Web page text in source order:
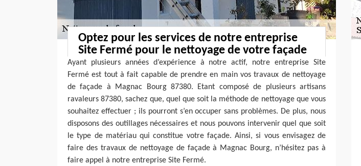
Optez pour les services de notre entreprise
Site Fermé pour le nettoyage de votre façade
Ayant plusieurs années d’expérience à notre actif, notre entreprise Site
Fermé est tout à fait capable de prendre en main vos travaux de nettoyage
de façade à Magnac Bourg 87380. Etant composé de plusieurs artisans
ravaleurs 87380, sachez que, quel que soit la méthode de nettoyage que vous
souhaitez effectuer ; ils pourront s’en occuper sans problèmes. De plus, nous
disposons des outillages nécessaires et nous pouvons intervenir quel que soit
le type de matériau qui constitue votre façade. Ainsi, si vous envisagez de
faire des travaux de nettoyage de façade à Magnac Bourg, n’hésitez pas à
faire appel à notre entreprise Site Fermé.